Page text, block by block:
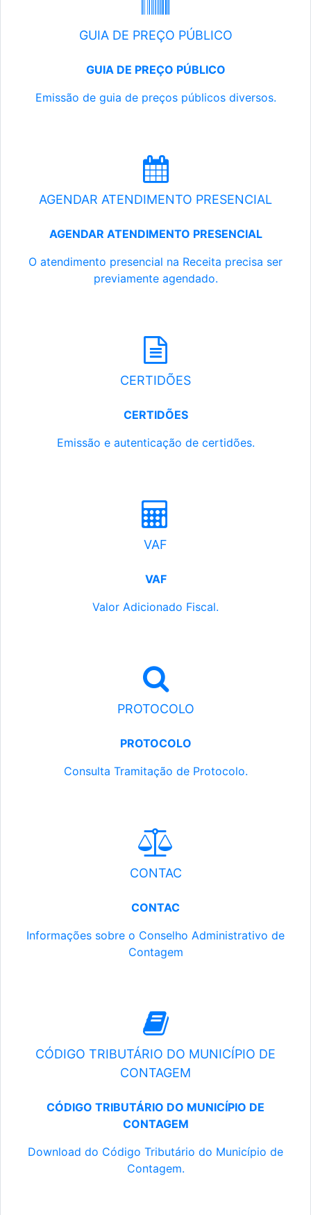
GUIA DE PREÇO PÚBLICO
GUIA DE PREÇO PÚBLICO
Emissão de guia de preços públicos diversos.
AGENDAR ATENDIMENTO PRESENCIAL
AGENDAR ATENDIMENTO PRESENCIAL
O atendimento presencial na Receita precisa ser
previamente agendado.
CERTIDÕES
CERTIDÕES
Emissão e autenticação de certidões.
VAF
VAF
Valor Adicionado Fiscal.
PROTOCOLO
PROTOCOLO
Consulta Tramitação de Protocolo.
CONTAC
CONTAC
Informações sobre o Conselho Administrativo de
Contagem
CÓDIGO TRIBUTÁRIO DO MUNICÍPIO DE
CONTAGEM
CÓDIGO TRIBUTÁRIO DO MUNICÍPIO DE
CONTAGEM
Download do Código Tributário do Município de
Contagem.